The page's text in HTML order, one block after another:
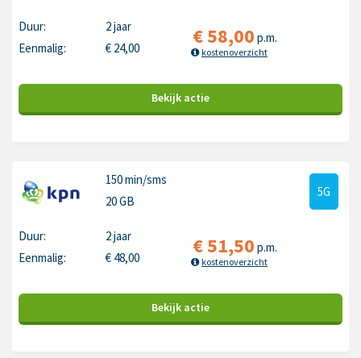
Duur:
2 jaar
Eenmalig:
€ 24,00 €58,00 p.m.
kostenoverzicht
Bekijk actie
150 min/sms
20 GB
5G
Duur:
2 jaar
Eenmalig:
€ 48,00 €51,50 p.m.
kostenoverzicht
Bekijk actie